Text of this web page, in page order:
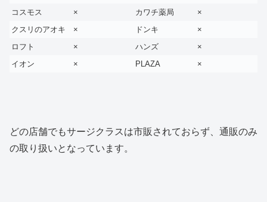
コスモス × カワチ薬局
×
クスリのアオキ
× ドンキ
×
ロフト
× ハンズ
×
イオン
× PLAZA ×
どの店舗でもサージクラスは市販されておらず、通販のみ
の取り扱いとなっています。